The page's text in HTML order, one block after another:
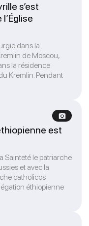
s’est
dans la
de Moscou,
la résidence
Kremlin. Pendant
est
Sainteté le patriarche
et avec la
catholicos
éthiopienne